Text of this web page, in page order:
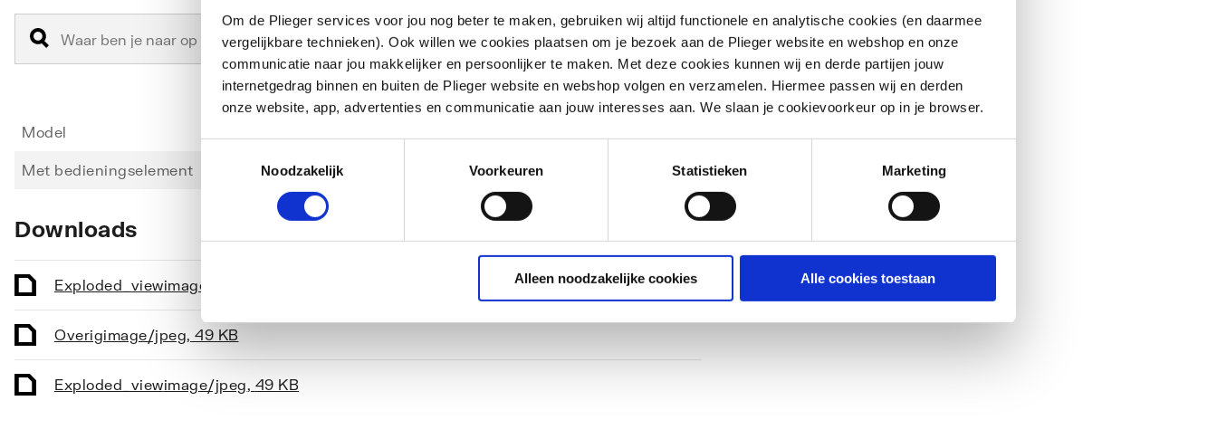
Om de Plieger services voor jou nog beter te maken, gebruiken wij altijd functionele en analytische cookies (en daarmee
vergelijkbare technieken). Ook willen we cookies plaatsen om je bezoek aan de Plieger website en webshop en onze
communicatie naar jou makkelijker en persoonlijker te maken. Met deze cookies kunnen wij en derde partijen jouw
internetgedrag binnen en buiten de Plieger website en webshop volgen en verzamelen. Hiermee passen wij en derden
onze website, app, advertenties en communicatie aan jouw interesses aan. We slaan je cookievoorkeur op in je browser.
Noodzakelijk
Voorkeuren Statistieken Marketing
Alleen noodzakelijke cookies Alle cookies toestaan
Model
Met bedieningselement
Downloads
Exploded_viewimage/jpeg
Overigimage/jpeg, 49 KB
Exploded_viewimage/jpeg, 49 KB